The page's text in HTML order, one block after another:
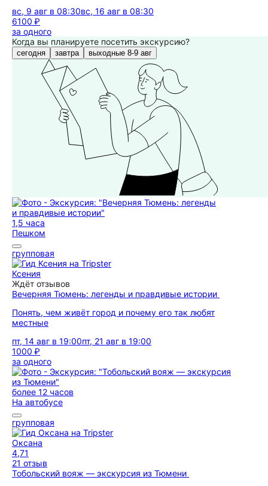
вс, 9 авг в 08:30вс, 16 авг в 08:30
6100 ₽
за одного
Когда вы планируете посетить экскурсию?
сегодня завтра выходные 8-9 авг
1,5 часа
Пешком
групповая
Ксения
Ждёт отзывов
Вечерняя Тюмень: легенды и правдивые истории
Понять, чем живёт город и почему его так любят
местные
пт, 14 авг в 19:00пт, 21 авг в 19:00
1000 ₽
за одного
более 12 часов
На автобусе
групповая
Оксана
4,71
21 отзыв
Тобольский вояж — экскурсия из Тюмени